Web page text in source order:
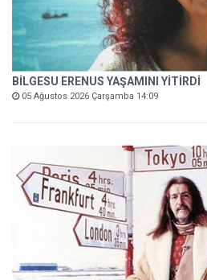
BİLGESU ERENUS YAŞAMINI YİTİRDİ
05 Ağustos 2026 Çarşamba 14:09